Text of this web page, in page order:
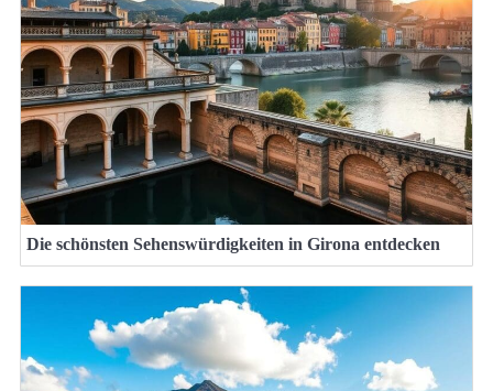
Die schönsten Sehenswürdigkeiten in Girona entdecken